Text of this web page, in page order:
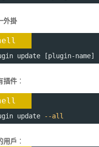
外掛
update [plugin-name]
插件：
update --all
用戶 ：